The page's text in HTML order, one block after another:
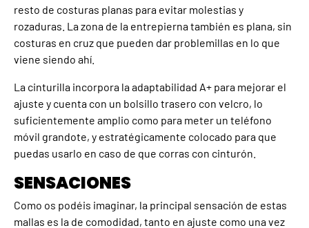
resto de costuras planas para evitar molestias y
rozaduras. La zona de la entrepierna también es plana, sin
costuras en cruz que pueden dar problemillas en lo que
viene siendo ahí.
La cinturilla incorpora la adaptabilidad A+ para mejorar el
ajuste y cuenta con un bolsillo trasero con velcro, lo
suficientemente amplio como para meter un teléfono
móvil grandote, y estratégicamente colocado para que
puedas usarlo en caso de que corras con cinturón.
SENSACIONES
Como os podéis imaginar, la principal sensación de estas
mallas es la de comodidad, tanto en ajuste como una vez